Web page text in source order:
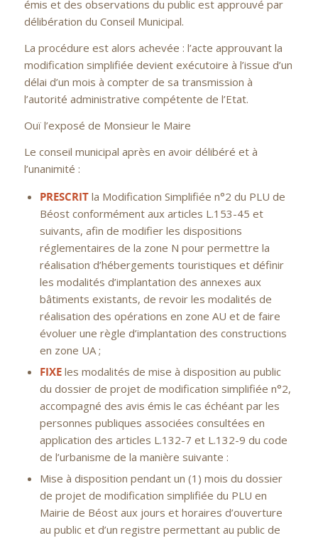
émis et des observations du public est approuvé par
délibération du Conseil Municipal.
La procédure est alors achevée : l’acte approuvant la
modification simplifiée devient exécutoire à l’issue d’un
délai d’un mois à compter de sa transmission à
l’autorité administrative compétente de l’Etat.
Ouï l’exposé de Monsieur le Maire
Le conseil municipal après en avoir délibéré et à
l’unanimité :
PRESCRITla Modification Simplifiée n°2 du PLU de
Béost conformément aux articles L.153-45 et
suivants, afin de modifier les dispositions
réglementaires de la zone N pour permettre la
réalisation d’hébergements touristiques et définir
les modalités d’implantation des annexes aux
bâtiments existants, de revoir les modalités de
réalisation des opérations en zone AU et de faire
évoluer une règle d’implantation des constructions
en zone UA ;
FIXEles modalités de mise à disposition au public
du dossier de projet de modification simplifiée n°2,
accompagné des avis émis le cas échéant par les
personnes publiques associées consultées en
application des articles L.132-7 et L.132-9 du code
de l’urbanisme de la manière suivante :
Mise à disposition pendant un (1) mois du dossier
de projet de modification simplifiée du PLU en
Mairie de Béost aux jours et horaires d’ouverture
au public et d’un registre permettant au public de